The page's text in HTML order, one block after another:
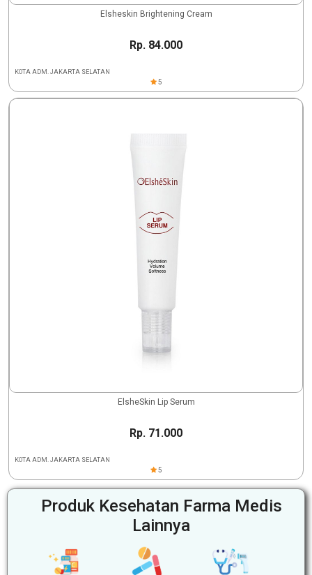
Elsheskin Brightening Cream
Rp. 84.000
KOTA ADM. JAKARTA SELATAN
5
ElsheSkin Lip Serum
Rp. 71.000
KOTA ADM. JAKARTA SELATAN
5
Produk Kesehatan Farma Medis
Lainnya